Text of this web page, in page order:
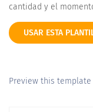
cantidad y el
USAR ESTA
Preview this template